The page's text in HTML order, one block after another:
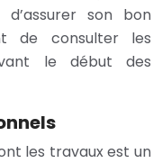
son bon
de consulter les
le début des
les travaux est un